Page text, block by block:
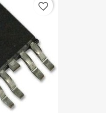
favorite_border